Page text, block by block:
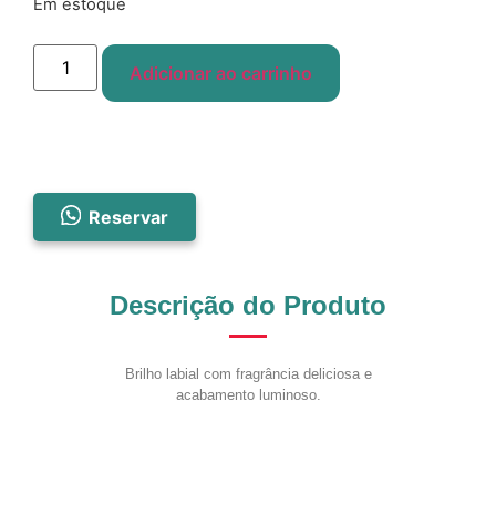
Em estoque
Adicionar ao carrinho
Reservar
Descrição do Produto
Brilho labial com fragrância deliciosa e
acabamento luminoso.